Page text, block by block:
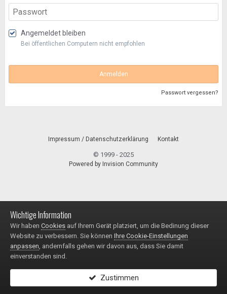
Angemeldet bleiben
Bei öffentlichen Computern nicht empfohlen
Anmelden
Passwort vergessen?
Impressum / Datenschutzerklärung Kontakt
© 1999 - 2025
Powered by Invision Community
Wichtige Information
Wir haben Cookies auf Ihrem Gerät platziert, um die Bedinung dieser
Website zu verbessern. Sie können Ihre Cookie-Einstellungen
anpassen, andernfalls gehen wir davon aus, dass Sie damit
einverstanden sind.
Zustimmen